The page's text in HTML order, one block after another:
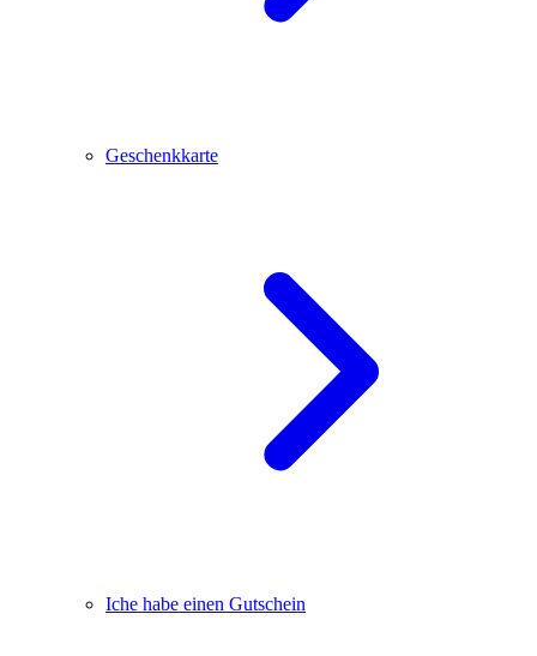
Geschenkkarte
Iche habe einen Gutschein